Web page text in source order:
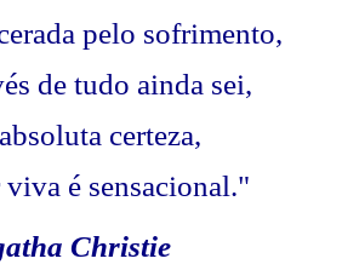
pelo sofrimento,
de tudo ainda sei,
certeza,
viva é sensacional."
Christie